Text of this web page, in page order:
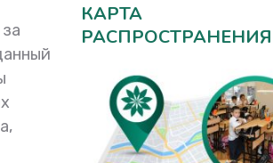
КАРТА
РАСПРОСТРАНЕНИЯ